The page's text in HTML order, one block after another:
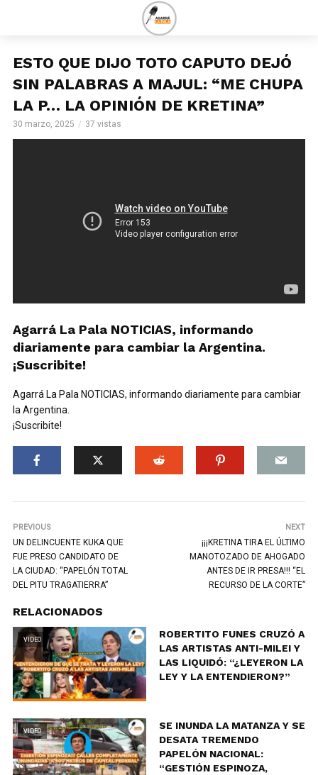
ESTO QUE DIJO TOTO CAPUTO DEJÓ
SIN PALABRAS A MAJUL: “ME CHUPA
LA P… LA OPINIÓN DE KRETINA”
30 marzo, 2025 37 vistas
Agarrá La Pala NOTICIAS, informando
diariamente para cambiar la Argentina.
¡Suscribite!
Agarrá La Pala NOTICIAS, informando diariamente para cambiar
la Argentina.
¡Suscribite!
PREVIOUS
UN DELINCUENTE KUKA QUE
FUE PRESO CANDIDATO DE
LA CIUDAD: “PAPELÓN TOTAL
DEL PITU TRAGATIERRA”
NEXT
¡¡¡KRETINA TIRA EL ÚLTIMO
MANOTOZADO DE AHOGADO
ANTES DE IR PRESA!!! “EL
RECURSO DE LA CORTE”
RELACIONADOS
VIDEO
ROBERTITO FUNES CRUZÓ A
LAS ARTISTAS ANTI-MILEI Y
LAS LIQUIDÓ: “¿LEYERON LA
LEY Y LA ENTENDIERON?”
VIDEO
SE INUNDA LA MATANZA Y SE
DESATA TREMENDO
PAPELÓN NACIONAL:
“GESTIÓN ESPINOZA,